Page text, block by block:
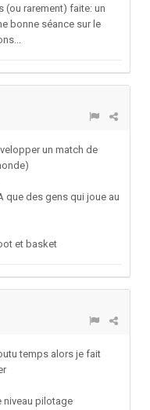
(ou rarement) faite: un
bonne séance sur le
un match de
que des gens qui joue au
et basket
temps alors je fait
niveau pilotage